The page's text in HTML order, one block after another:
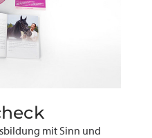
mit Sinn und